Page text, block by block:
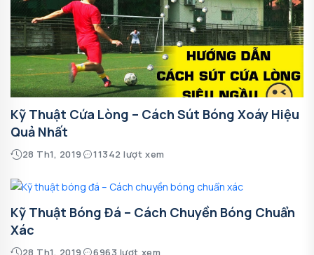
Kỹ Thuật Cứa Lòng – Cách Sút Bóng Xoáy Hiệu
Quả Nhất
28 Th1, 2019 11342 lượt xem
Kỹ Thuật Bóng Đá – Cách Chuyền Bóng Chuẩn
Xác
28 Th1, 2019 6963 lượt xem